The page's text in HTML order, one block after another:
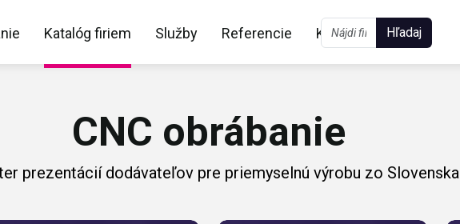
Katalóg firiem Služby Referencie Kontakt Hľadaj
CNC obrábanie
prezentácií dodávateľov pre priemyselnú výrobu zo Slovenska